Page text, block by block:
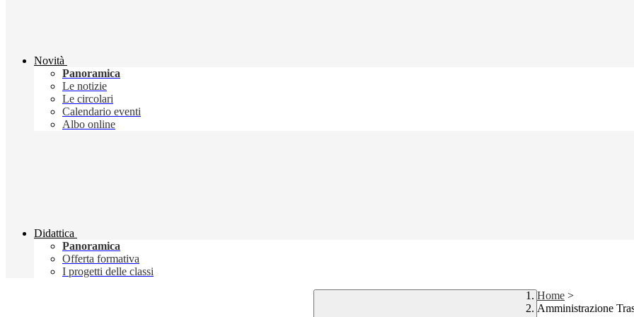
Novità
Panoramica
Le notizie
Le circolari
Calendario eventi
Albo online
Didattica
Panoramica
Offerta formativa
I progetti delle classi
Home >
Amministrazione